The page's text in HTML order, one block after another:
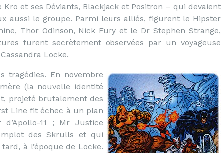
et ses Déviants, Blackjack et Positron – qui devaient
aussi le groupe. Parmi leurs alliés, figurent le Hipster
Thor Odinson, Nick Fury et le Dr Stephen Strange,
furent secrètement observées par un voyageuse
Locke.
tragédies. En novembre
(la nouvelle identité
projeté brutalement des
Line fit échec à un plan
11 ; Mr Justice
des Skrulls et qui
à l’époque de Locke.